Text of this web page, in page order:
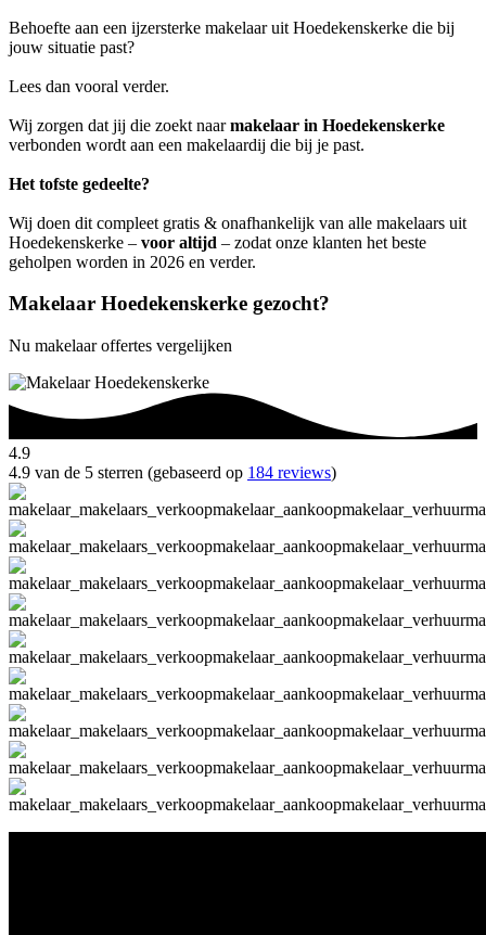
Behoefte aan een ijzersterke makelaar uit Hoedekenskerke die bij
jouw situatie past?
Lees dan vooral verder.
Wij zorgen dat jij die zoekt naarmakelaar in Hoedekenskerke
verbonden wordt aan een makelaardij die bij je past.
Het tofste gedeelte?
Wij doen dit compleet gratis & onafhankelijk van alle makelaars uit
Hoedekenskerke – voor altijd – zodat onze klanten het beste
geholpen worden in 2026 en verder.
Makelaar Hoedekenskerke gezocht?
Nu makelaar offertes vergelijken
4.9
4.9 van de 5 sterren (gebaseerd op 184 reviews)